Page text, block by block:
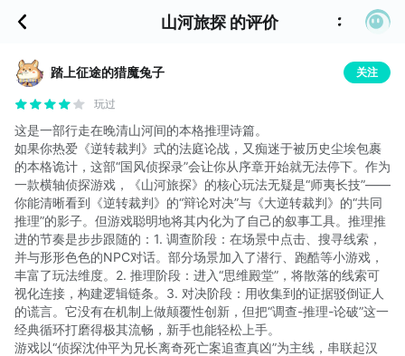
山河旅探 的评价
踏上征途的猎魔兔子 关注
玩过
这是一部行走在晚清山河间的本格推理诗篇。
如果你热爱《逆转裁判》式的法庭论战，又痴迷于被历史尘埃包裹
的本格诡计，这部“国风侦探录”会让你从序章开始就无法停下。作为
一款横轴侦探游戏，《山河旅探》的核心玩法无疑是“师夷长技”——
你能清晰看到《逆转裁判》的“辩论对决”与《大逆转裁判》的“共同
推理”的影子。但游戏聪明地将其内化为了自己的叙事工具。推理推
进的节奏是步步跟随的：1. 调查阶段：在场景中点击、搜寻线索，
并与形形色色的NPC对话。部分场景加入了潜行、跑酷等小游戏，
丰富了玩法维度。2. 推理阶段：进入“思维殿堂”，将散落的线索可
视化连接，构建逻辑链条。3. 对决阶段：用收集到的证据驳倒证人
的谎言。它没有在机制上做颠覆性创新，但把“调查-推理-论破”这一
经典循环打磨得极其流畅，新手也能轻松上手。
游戏以“侦探沈仲平为兄长离奇死亡案追查真凶”为主线，串联起汉